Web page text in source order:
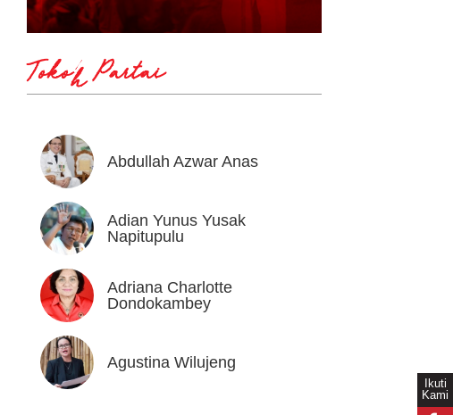
Ikuti
Kami
Tokoh Partai
Abdullah Azwar Anas
Adian Yunus Yusak
Napitupulu
Adriana Charlotte
Dondokambey
Agustina Wilujeng